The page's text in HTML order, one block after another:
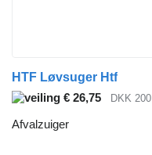
HTF Løvsuger Htf
€ 26,75
DKK 200
Afvalzuiger